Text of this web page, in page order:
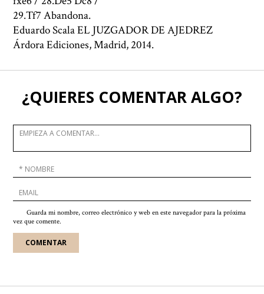
29.Tf7 Abandona.
Eduardo Scala EL JUZGADOR DE AJEDREZ
Árdora Ediciones, Madrid, 2014.
¿QUIERES COMENTAR ALGO?
Guarda mi nombre, correo electrónico y web en este navegador para la próxima
vez que comente.